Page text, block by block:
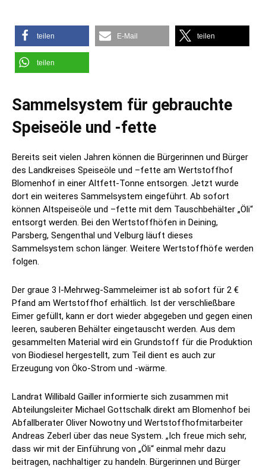
teilen E-Mail teilen
teilen
Sammelsystem für gebrauchte
Speiseöle und -fette
Bereits seit vielen Jahren können die Bürgerinnen und Bürger
des Landkreises Speiseöle und –fette am Wertstoffhof
Blomenhof in einer Altfett-Tonne entsorgen. Jetzt wurde
dort ein weiteres Sammelsystem eingeführt. Ab sofort
können Altspeiseöle und –fette mit dem Tauschbehälter „Öli“
entsorgt werden. Bei den Wertstoffhöfen in Deining,
Parsberg, Sengenthal und Velburg läuft dieses
Sammelsystem schon länger. Weitere Wertstoffhöfe werden
folgen.
Der graue 3 l-Mehrweg-Sammeleimer ist ab sofort für 2 €
Pfand am Wertstoffhof erhältlich. Ist der verschließbare
Eimer gefüllt, kann er dort wieder abgegeben und gegen einen
leeren, sauberen Behälter eingetauscht werden. Aus dem
gesammelten Material wird ein Grundstoff für die Produktion
von Biodiesel hergestellt, zum Teil dient es auch zur
Erzeugung von Öko-Strom und -wärme.
Landrat Willibald Gailler informierte sich zusammen mit
Abteilungsleiter Michael Gottschalk direkt am Blomenhof bei
Abfallberater Oliver Nowotny und Wertstoffhofmitarbeiter
Andreas Zeberl über das neue System. „Ich freue mich sehr,
dass wir mit der Einführung von „Öli“ einmal mehr dazu
beitragen, nachhaltiger zu handeln. Bürgerinnen und Bürger